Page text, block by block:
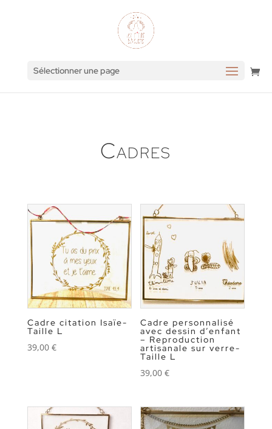
Sélectionner une page
Cadres
Cadre citation Isaïe-
Taille L
39,00 €
Cadre personnalisé
avec dessin d’enfant
– Reproduction
artisanale sur verre-
Taille L
39,00€